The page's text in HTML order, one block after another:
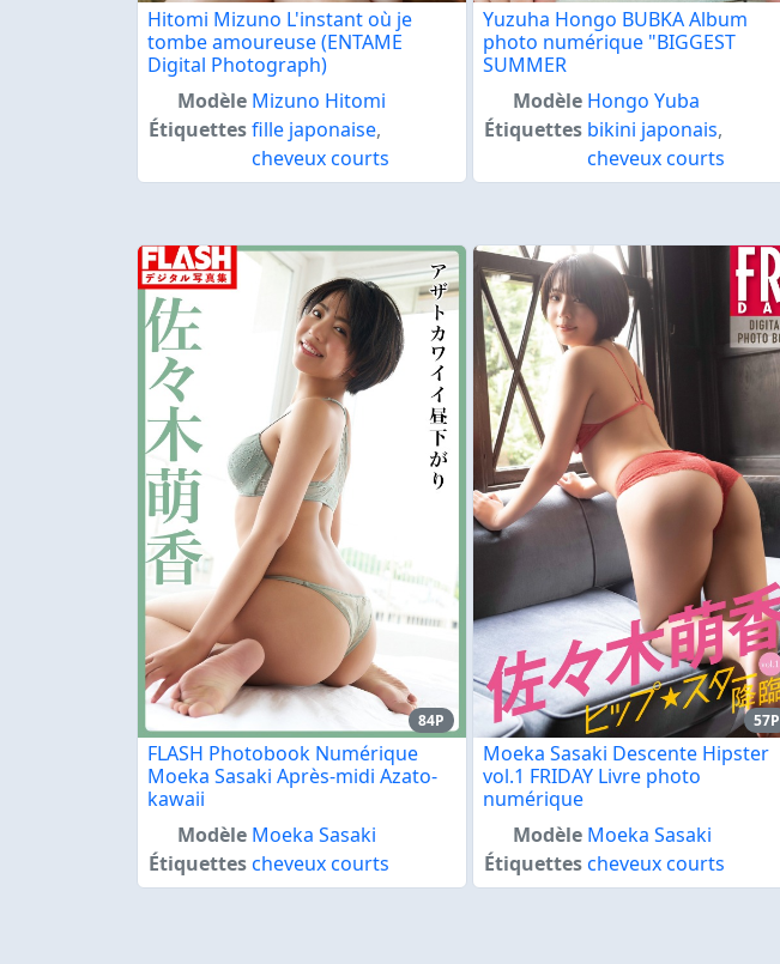
Hitomi Mizuno L'instant où je
tombe amoureuse (ENTAME
Digital Photograph)
Modèle Mizuno Hitomi
Étiquettesfille japonaise,
cheveux courts
Yuzuha Hongo BUBKA Album
photo numérique "BIGGEST
SUMMER
Modèle Hongo Yuba
Étiquettes bikini japonais,
cheveux courts
84P
FLASH Photobook Numérique
Moeka Sasaki Après-midi Azato-
kawaii
Modèle Moeka Sasaki
Étiquettescheveux courts
57P
Moeka Sasaki Descente Hipster
vol.1 FRIDAY Livre photo
numérique
Modèle Moeka Sasaki
Étiquettescheveux courts